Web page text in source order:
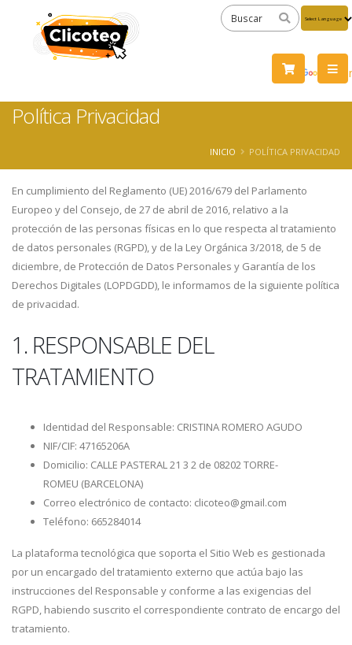
by
Política Privacidad
INICIO POLÍTICA PRIVACIDAD
En cumplimiento del Reglamento (UE) 2016/679 del Parlamento
Europeo y del Consejo, de 27 de abril de 2016, relativo a la
protección de las personas físicas en lo que respecta al tratamiento
de datos personales (RGPD), y de la Ley Orgánica 3/2018, de 5 de
diciembre, de Protección de Datos Personales y Garantía de los
Derechos Digitales (LOPDGDD), le informamos de la siguiente política
de privacidad.
1. RESPONSABLE DEL
TRATAMIENTO
Identidad del Responsable: CRISTINA ROMERO AGUDO
NIF/CIF: 47165206A
Domicilio: CALLE PASTERAL 21 3 2 de 08202 TORRE-
ROMEU (BARCELONA)
Correo electrónico de contacto: clicoteo@gmail.com
Teléfono: 665284014
La plataforma tecnológica que soporta el Sitio Web es gestionada
por un encargado del tratamiento externo que actúa bajo las
instrucciones del Responsable y conforme a las exigencias del
RGPD, habiendo suscrito el correspondiente contrato de encargo del
tratamiento.